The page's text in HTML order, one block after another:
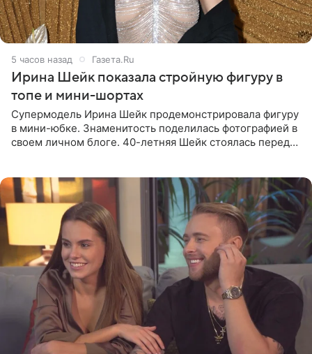
5 часов назад Газета.Ru
Ирина Шейк показала стройную фигуру в
топе и мини-шортах
Супермодель Ирина Шейк продемонстрировала фигуру
в мини-юбке. Знаменитость поделилась фотографией в
своем личном блоге. 40-летняя Шейк стоялась перед